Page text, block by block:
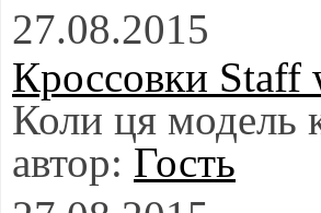
27.08.2015
Кроссовки Staff
Коли ця модель
Гость